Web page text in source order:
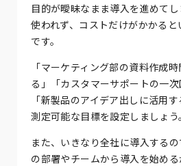
目的が曖昧なまま導入を進めて
使われず、コストだけがかかる
です。
「マーケティング部の資料作成
る」「カスタマーサポートの一次
「新製品のアイデア出しに活用
測定可能な目標を設定しましょう。
また、いきなり全社に導入する
の部署やチームから導入を始め